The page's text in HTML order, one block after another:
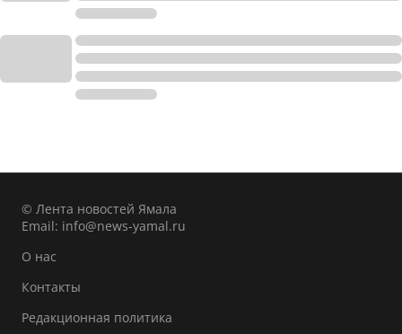
© Лента новостей Ямала
Email: info@news-yamal.ru
О нас
Контакты
Редакционная политика